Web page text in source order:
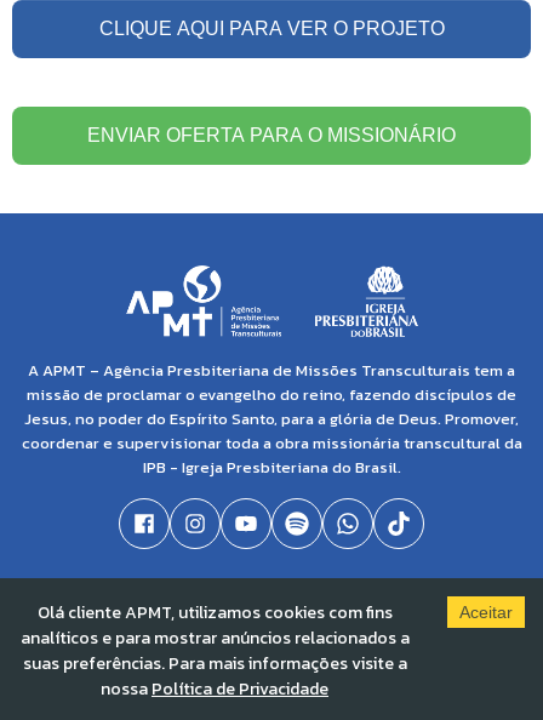
CLIQUE AQUI PARA VER O PROJETO
ENVIAR OFERTA PARA O MISSIONÁRIO
A APMT – Agência Presbiteriana de Missões Transculturais tem a
missão de proclamar o evangelho do reino, fazendo discípulos de
Jesus, no poder do Espírito Santo, para a glória de Deus. Promover,
coordenar e supervisionar toda a obra missionária transcultural da
IPB - Igreja Presbiteriana do Brasil.
86 | Solved By Pippa
Olá cliente APMT, utilizamos cookies com fins
analíticos e para mostrar anúncios relacionados a
suas preferências. Para mais informações visite a
nossaPolítica de Privacidade
Aceitar